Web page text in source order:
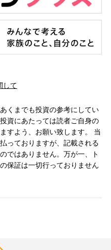
して
くまでも投資の参考にしてい
資にあたっては読者ご自身の
すよう、お願い致します。 当
っておりますが、記載される
ではありません。万が一、ト
保証は一切行っておりません